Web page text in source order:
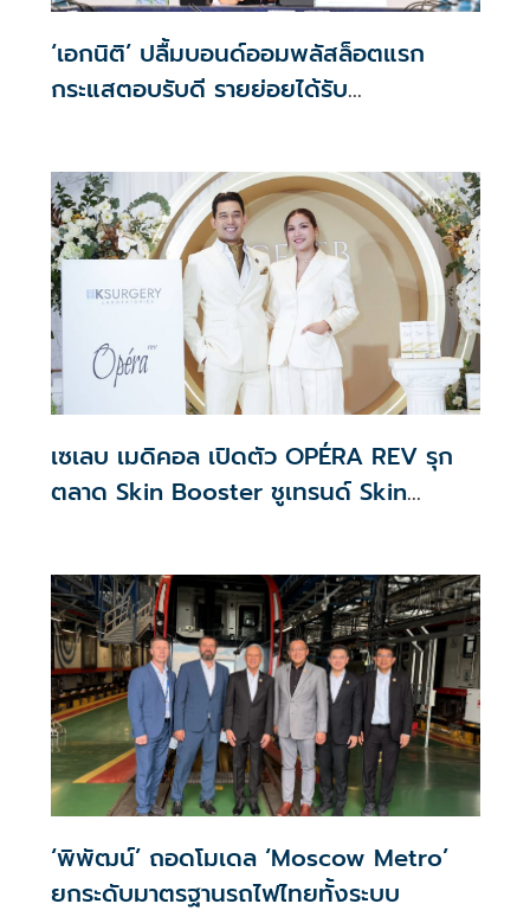
‘เอกนิติ’ ปลื้มบอนด์ออมพลัสล็อตแรก
กระแสตอบรับดี รายย่อยได้รับ
เซเลบ เมดิคอล เปิดตัว OPÉRA REV รุก
ตลาด Skin Booster ชูเทรนด์ Skin
‘พิพัฒน์’ ถอดโมเดล ‘Moscow Metro’
ยกระดับมาตรฐานรถไฟไทยทั้งระบบ